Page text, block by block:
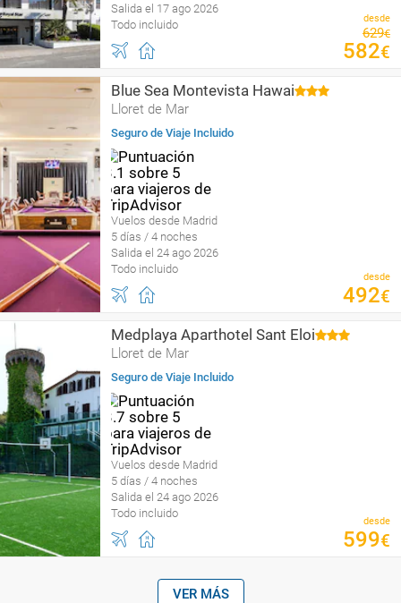
Salida el 17 ago 2026
Todo incluido
desde
629€
582€
Blue Sea Montevista Hawai
Lloret de Mar
Seguro de Viaje Incluido
Vuelos desde Madrid
5 días / 4 noches
Salida el 24 ago 2026
Todo incluido
desde
492€
Medplaya Aparthotel Sant Eloi
Lloret de Mar
Seguro de Viaje Incluido
Vuelos desde Madrid
5 días / 4 noches
Salida el 24 ago 2026
Todo incluido
desde
599€
VER MÁS